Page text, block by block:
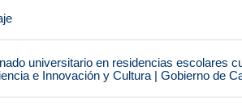
universitario en residencias escolares
e Innovación y Cultura | Gobierno de